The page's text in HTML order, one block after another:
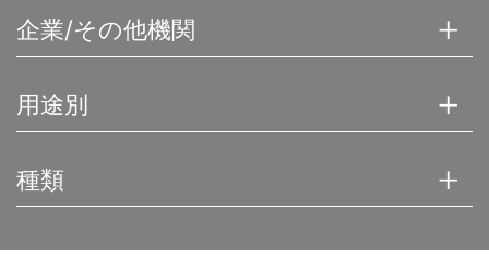
企業/その他機関
用途別
種類